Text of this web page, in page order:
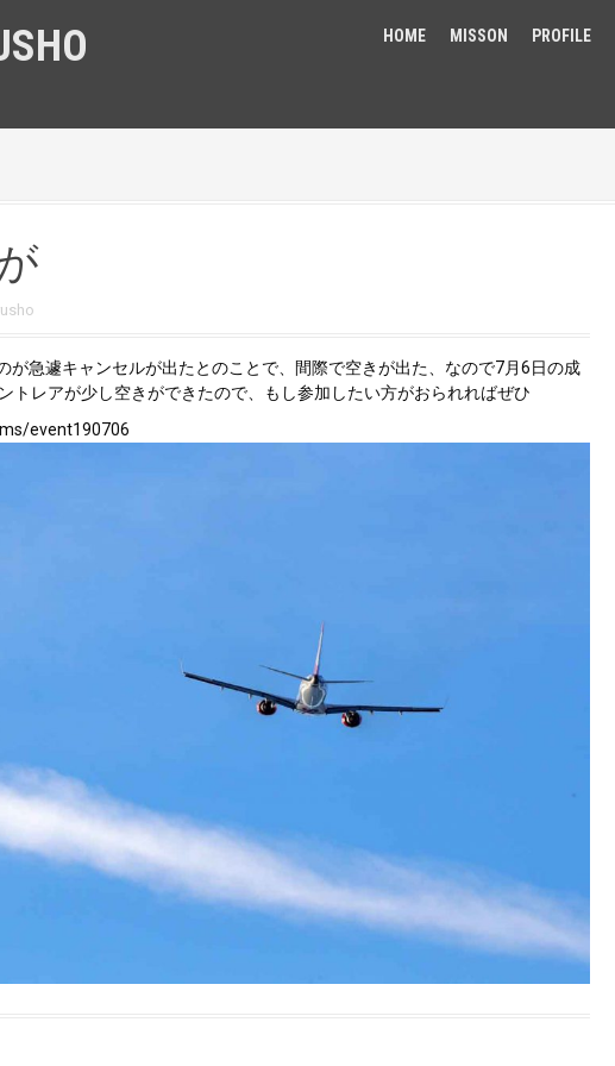
HOME MISSON PROFILE
が急遽キャンセルが出たとのことで、間際で空きが出た、なので7月6日の成
トレアが少し空きができたので、もし参加したい方がおられればぜひ
event190706